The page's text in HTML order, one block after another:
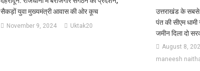
सैकड़ों युवा मुख्यमंत्री आवास की ओर कूच
November 9, 2024 Uktak20
उत्तराखंड के
पंत की सीएम
जमीन दिला दो
August 8,
maneesh